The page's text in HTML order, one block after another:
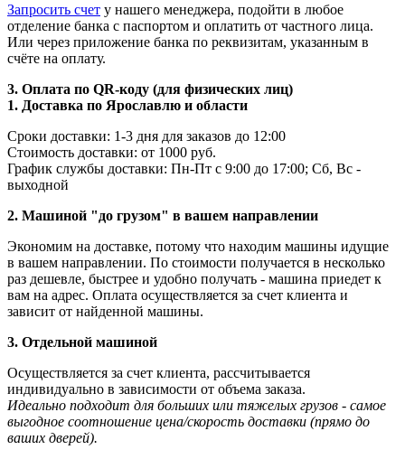
Запросить счет у нашего менеджера, подойти в любое
отделение банка с паспортом и оплатить от частного лица.
Или через приложение банка по реквизитам, указанным в
счёте на оплату.
3. Оплата по QR-коду (для физических лиц)
1. Доставка по Ярославлю и области
Сроки доставки: 1-3 дня для заказов до 12:00
Стоимость доставки: от 1000 руб.
График службы доставки: Пн-Пт с 9:00 до 17:00; Сб, Вс -
выходной
2. Машиной "до грузом" в вашем направлении
Экономим на доставке, потому что находим машины идущие
в вашем направлении. По стоимости получается в несколько
раз дешевле, быстрее и удобно получать - машина приедет к
вам на адрес. Оплата осуществляется за счет клиента и
зависит от найденной машины.
3. Отдельной машиной
Осуществляется за счет клиента, рассчитывается
индивидуально в зависимости от объема заказа.
Идеально подходит для больших или тяжелых грузов - самое
выгодное соотношение цена/скорость доставки (прямо до
ваших дверей).